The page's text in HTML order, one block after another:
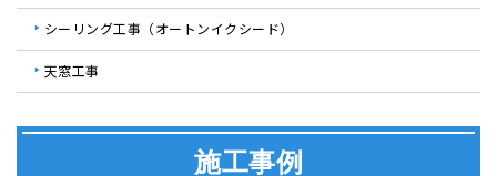
シーリング工事（オートンイクシード）
天窓工事
施工事例